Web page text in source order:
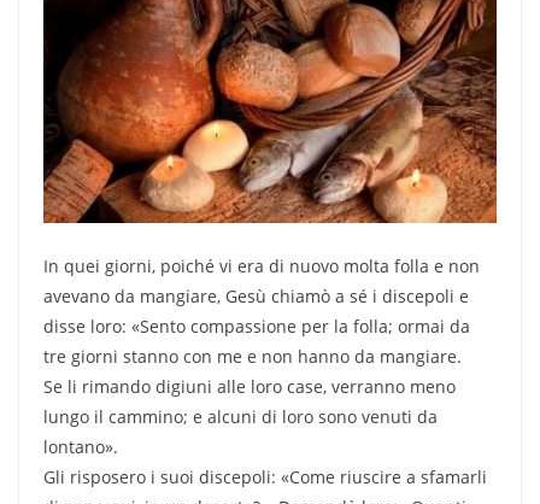
In quei giorni, poiché vi era di nuovo molta folla e non
avevano da mangiare, Gesù chiamò a sé i discepoli e
disse loro: «Sento compassione per la folla; ormai da
tre giorni stanno con me e non hanno da mangiare.
Se li rimando digiuni alle loro case, verranno meno
lungo il cammino; e alcuni di loro sono venuti da
lontano».
Gli risposero i suoi discepoli: «Come riuscire a sfamarli